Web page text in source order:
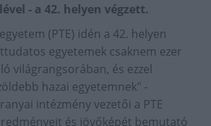
- a 42. helyen végzett.
(PTE) idén a 42. helyen
egyetemek csaknem ezer
világrangsorában, és ezzel
hazai egyetemnek" -
intézmény vezetői a PTE
és jövőképét bemutató